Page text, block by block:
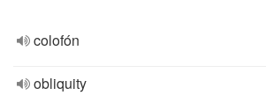
colofón
obliquity